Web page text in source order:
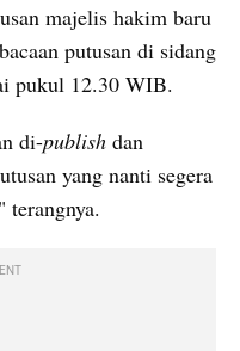
majelis hakim baru
putusan di sidang
pukul 12.30 WIB.
di-publish dan
yang nanti segera
terangnya.